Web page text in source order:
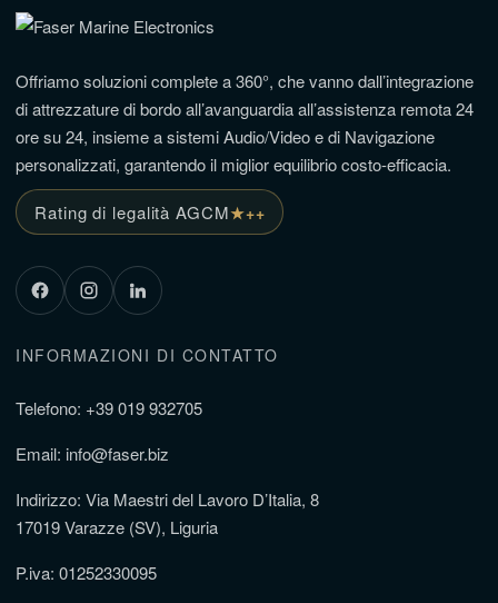
Offriamo soluzioni complete a 360°, che vanno dall’integrazione
di attrezzature di bordo all’avanguardia all’assistenza remota 24
ore su 24, insieme a sistemi Audio/Video e di Navigazione
personalizzati, garantendo il miglior equilibrio costo-efficacia.
Rating di legalità AGCM★++
INFORMAZIONI DI CONTATTO
Telefono: +39 019 932705
Email: info@faser.biz
Indirizzo: Via Maestri del Lavoro D’Italia, 8
17019 Varazze (SV), Liguria
P.iva: 01252330095